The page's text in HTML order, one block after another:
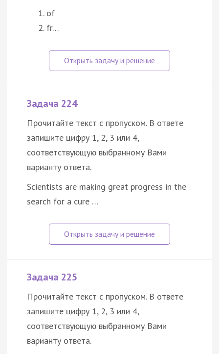
of
fr…
Задача 224
Прочитайте текст с пропуском. В ответе
запишите цифру 1, 2, 3 или 4,
соответствующую выбранному Вами
варианту ответа.
Scientists are making great progress in the
search for a cure …
Задача 225
Прочитайте текст с пропуском. В ответе
запишите цифру 1, 2, 3 или 4,
соответствующую выбранному Вами
варианту ответа.